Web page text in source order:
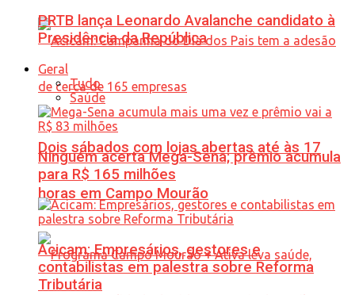
Dois sábados com lojas abertas até às 17
horas em Campo Mourão
PRTB lança Leonardo Avalanche candidato à
Presidência da República
Geral
Tudo
Saúde
Ninguém acerta Mega-Sena; prêmio acumula
para R$ 165 milhões
Acicam: Empresários, gestores e
contabilistas em palestra sobre Reforma
Tributária